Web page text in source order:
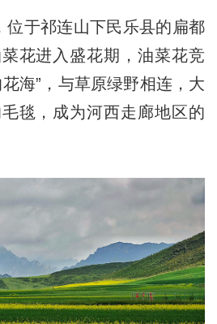
于祁连山下民乐县的扁都
花进入盛花期，油菜花竞
海”，与草原绿野相连，大
毯，成为河西走廊地区的